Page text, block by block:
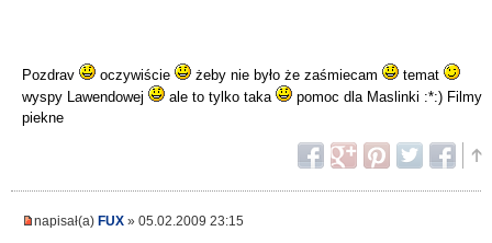
Pozdrav oczywiście żeby nie było że zaśmiecam
temat
wyspy Lawendowej
ale to tylko taka
pomoc dla Maslinki :*:) Filmy
piekne
napisał(a) FUX » 05.02.2009 23:15